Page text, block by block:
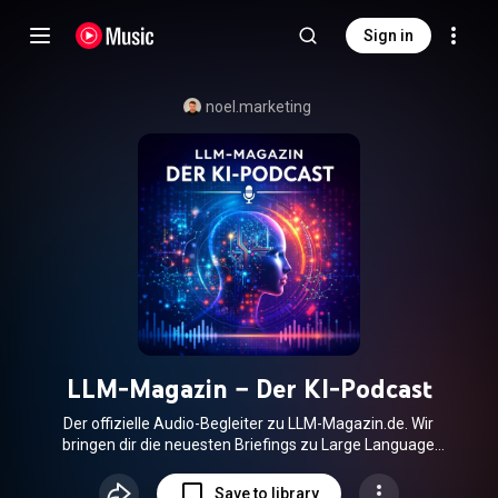
Sign in
noel.marketing
LLM-Magazin – Der KI-Podcast
Der offizielle Audio-Begleiter zu LLM-Magazin.de. Wir
bringen dir die neuesten Briefings zu Large Language
modernster KI für E-Commerce und Tech-Enthusiasten.
Save to library